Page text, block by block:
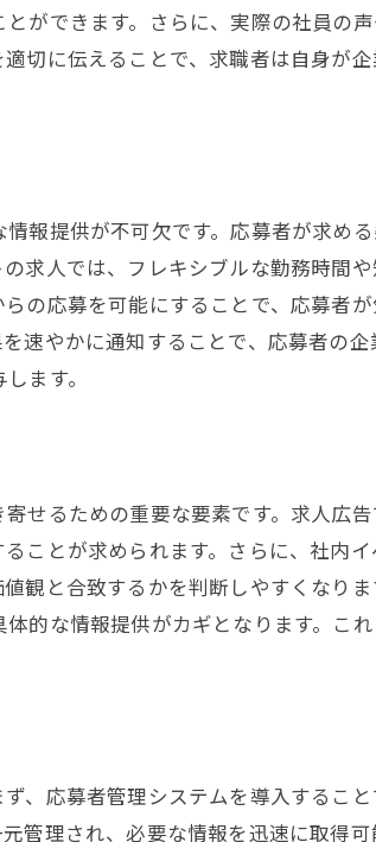
ができます。さらに、実際の社員の
切に伝えることで、求職者は自身が
報提供が不可欠です。応募者が求め
求人では、フレキシブルな勤務時間
の応募を可能にすることで、応募者
やかに通知することで、応募者の企
ます。
せるための重要な要素です。求人広
ことが求められます。さらに、社内
観と合致するかを判断しやすくなり
的な情報提供がカギとなります。こ
、応募者管理システムを導入するこ
管理され、必要な情報を迅速に取得